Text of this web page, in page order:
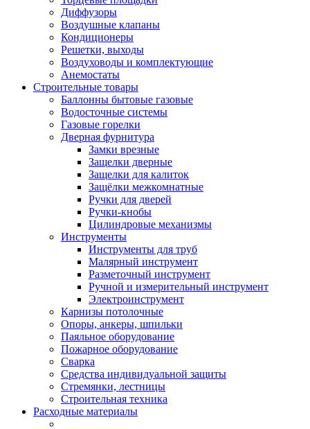
Диффузоры
Воздушные клапаны
Кондиционеры
Решетки, выходы
Воздуховоды и комплектующие
Анемостаты
Строительные товары
Баллонны бытовые газовые
Водосточные системы
Газовые горелки
Дверная фурнитура
Замки врезные
Защелки дверные
Защелки для калиток
Защёлки межкомнатные
Ручки для дверей
Ручки-кнобы
Цилиндровые механизмы
Инструменты
Инструменты для труб
Малярный инструмент
Разметочный инструмент
Ручной и измерительный инструмент
Электроинструмент
Карнизы потолочные
Опоры, анкеры, шпильки
Паяльное оборудование
Пожарное оборудование
Сварка
Средства индивидуальной защиты
Стремянки, лестницы
Строительная техника
Расходные материалы